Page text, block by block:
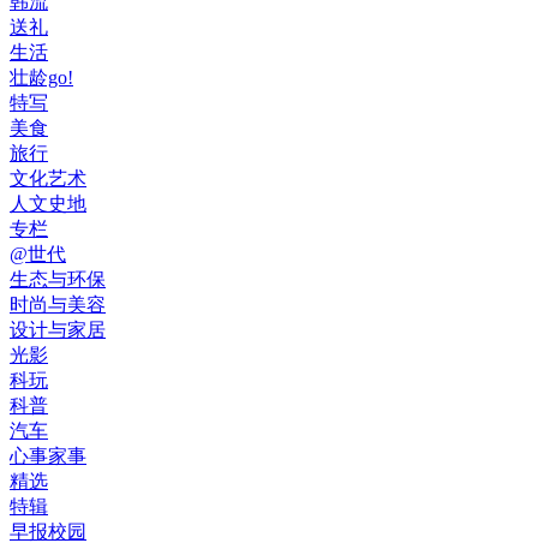
送礼
生活
壮龄go!
特写
美食
旅行
文化艺术
人文史地
专栏
@世代
生态与环保
时尚与美容
设计与家居
光影
科玩
科普
汽车
心事家事
精选
特辑
早报校园